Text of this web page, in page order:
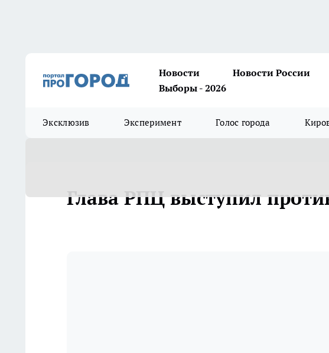
Новости Новости России
Выборы - 2026
Эксклюзив Эксперимент Голос города
Глава РПЦ выступил